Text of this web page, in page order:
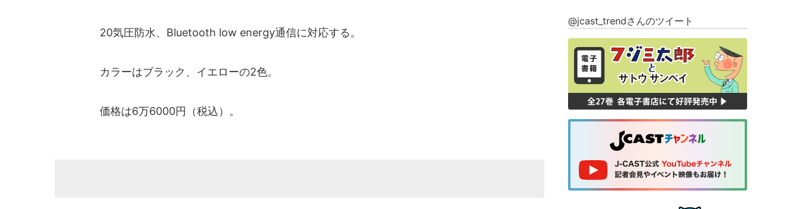
20気圧防水、Bluetooth low energy通信に対応する。
カラーはブラック、イエローの2色。
価格は6万6000円（税込）。
@jcast_trendさんのツイート